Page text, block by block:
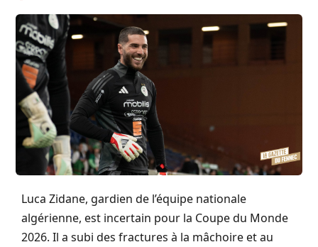
Luca Zidane, gardien de l’équipe nationale
algérienne, est incertain pour la Coupe du Monde
2026. Il a subi des fractures à la mâchoire et au